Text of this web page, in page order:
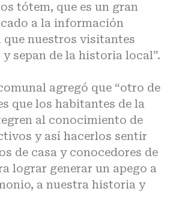
tótem, que es un gran
a la información
nuestros visitantes
sepan de la historia local”.
agregó que “otro de
que los habitantes de la
al conocimiento de
y así hacerlos sentir
de casa y conocedores de
lograr generar un apego a
a nuestra historia y